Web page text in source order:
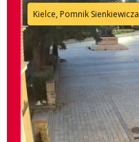
Kielce, Pomnik Sienkiewicza